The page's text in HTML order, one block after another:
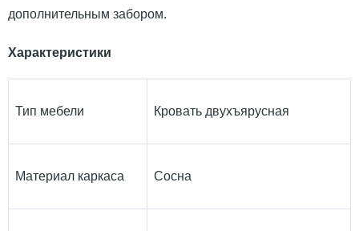
дополнительным забором.
Характеристики
Тип мебели Кровать двухъярусная
Материал каркаса Сосна